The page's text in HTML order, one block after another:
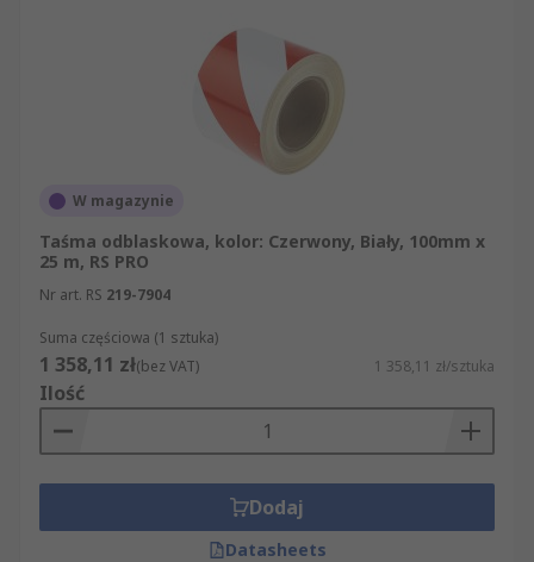
Istnieje wiele zastosowań i sposobów użycia
taśm o wysokiej widoczności. Zastosowania
zewnętrzne obejmują uwidocznienie słupków i
roboczej – poprawienie bezpieczeństwa
pracowników. Taśma o wysokiej widoczności jest
często antypoślizgowa, więc może być
bezpiecznie stosowana na klatkach schodowych i
chodnikach.
W magazynie
Taśma odblaskowa, kolor: Czerwony, Biały, 100mm x
25 m, RS PRO
Nr art. RS 219-7904
Suma częściowa (1 sztuka)
1 358,11 zł(bez VAT) 1 358,11 zł/sztuka
Ilość
Dodaj
Datasheets